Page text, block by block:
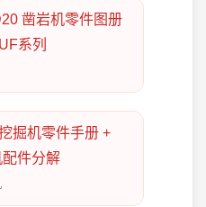
凿岩机零件图册
系列
掘机零件手册 +
件分解